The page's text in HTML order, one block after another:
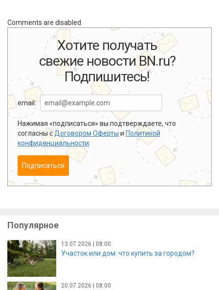
Comments are disabled
Хотите получать
свежие новости BN.ru?
Подпишитесь!
email:
Нажимая «подписаться» вы подтверждаете, что
согласны сДоговором Оферты и Политикой
конфиденциальности
Подписаться
Популярное
13.07.2026 | 08:00
Участок или дом: что купить за городом?
20.07.2026 | 08:00